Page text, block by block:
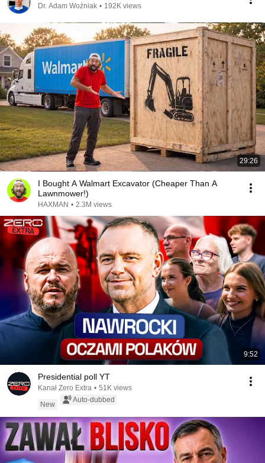
Dr. Adam Woźniak • 192K views
29:26
I Bought A Walmart Excavator (Cheaper Than A
Lawnmower!)
HAXMAN • 2.3M views
9:52
Presidential poll YT
Kanał Zero Extra • 51K views
New
Auto-dubbed